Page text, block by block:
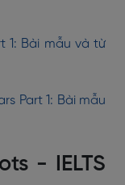
1: Bài mẫu và từ
Part 1: Bài mẫu
- IELTS